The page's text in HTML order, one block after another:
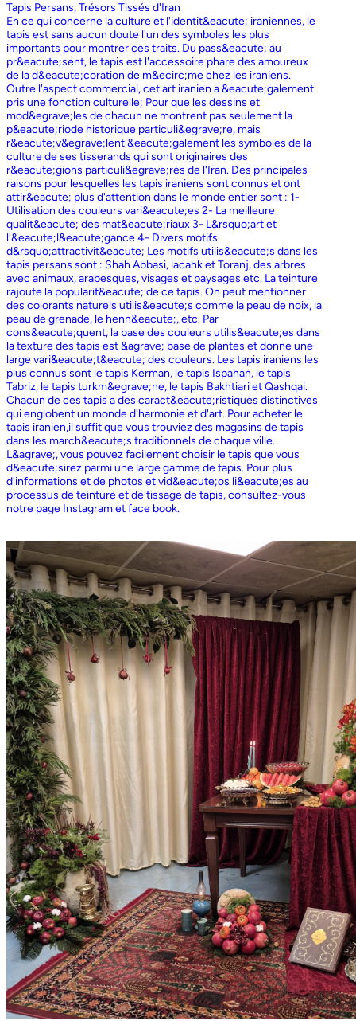
Tapis Persans, Trésors Tissés d'Iran
En ce qui concerne la culture et l'identit&eacute; iraniennes, le
tapis est sans aucun doute l'un des symboles les plus
importants pour montrer ces traits. Du pass&eacute; au
pr&eacute;sent, le tapis est l'accessoire phare des amoureux
de la d&eacute;coration de m&ecirc;me chez les iraniens.
Outre l'aspect commercial, cet art iranien a &eacute;galement
pris une fonction culturelle; Pour que les dessins et
mod&egrave;les de chacun ne montrent pas seulement la
p&eacute;riode historique particuli&egrave;re, mais
r&eacute;v&egrave;lent &eacute;galement les symboles de la
culture de ses tisserands qui sont originaires des
r&eacute;gions particuli&egrave;res de l'Iran. Des principales
raisons pour lesquelles les tapis iraniens sont connus et ont
attir&eacute; plus d'attention dans le monde entier sont : 1-
Utilisation des couleurs vari&eacute;es 2- La meilleure
qualit&eacute; des mat&eacute;riaux 3- L&rsquo;art et
l'&eacute;l&eacute;gance 4- Divers motifs
d&rsquo;attractivit&eacute; Les motifs utilis&eacute;s dans les
tapis persans sont : Shah Abbasi, lacahk et Toranj, des arbres
avec animaux, arabesques, visages et paysages etc. La teinture
rajoute la popularit&eacute; de ce tapis. On peut mentionner
des colorants naturels utilis&eacute;s comme la peau de noix, la
peau de grenade, le henn&eacute;, etc. Par
cons&eacute;quent, la base des couleurs utilis&eacute;es dans
la texture des tapis est &agrave; base de plantes et donne une
large vari&eacute;t&eacute; des couleurs. Les tapis iraniens les
plus connus sont le tapis Kerman, le tapis Ispahan, le tapis
Tabriz, le tapis turkm&egrave;ne, le tapis Bakhtiari et Qashqai.
Chacun de ces tapis a des caract&eacute;ristiques distinctives
qui englobent un monde d'harmonie et d'art. Pour acheter le
tapis iranien,il suffit que vous trouviez des magasins de tapis
dans les march&eacute;s traditionnels de chaque ville.
L&agrave;, vous pouvez facilement choisir le tapis que vous
d&eacute;sirez parmi une large gamme de tapis. Pour plus
d'informations et de photos et vid&eacute;os li&eacute;es au
processus de teinture et de tissage de tapis, consultez-vous
notre page Instagram et face book.